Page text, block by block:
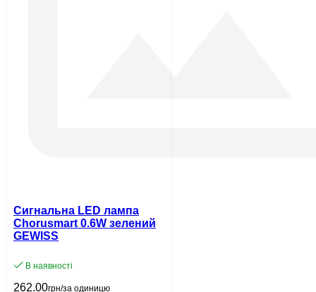
Сигнальна LED лампа
Chorusmart 0.6W зелений
GEWISS
В наявності
262.00грн/за одиницю